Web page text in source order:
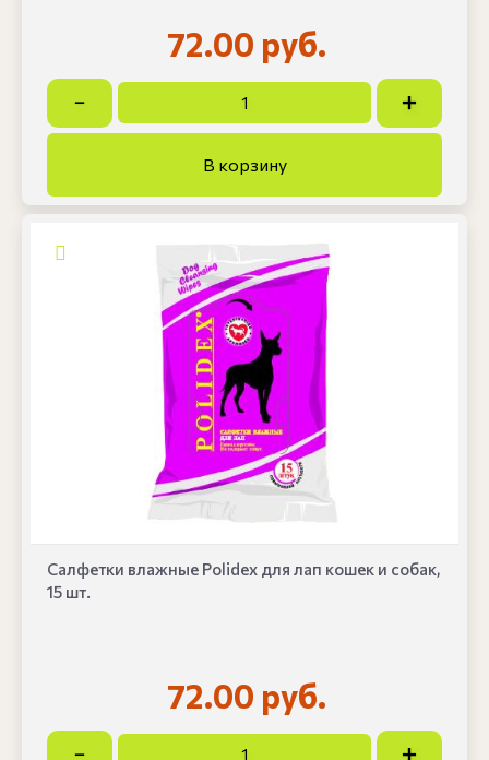
72.00 руб.
Салфетки влажные Polidex для лап кошек и собак,
15 шт.
72.00 руб.